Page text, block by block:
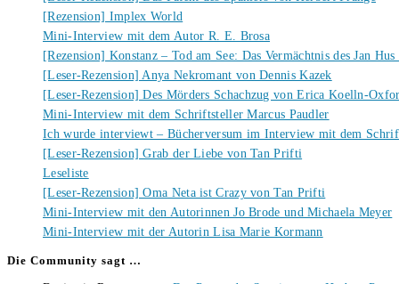
[Rezension] Implex World
Mini-Interview mit dem Autor R. E. Brosa
[Rezension] Konstanz – Tod am See: Das Vermächtnis des Jan
[Leser-Rezension] Anya Nekromant von Dennis Kazek
[Leser-Rezension] Des Mörders Schachzug von Erica Koelln-
Mini-Interview mit dem Schriftsteller Marcus Paudler
Ich wurde interviewt – Bücherversum im Interview mit dem
[Leser-Rezension] Grab der Liebe von Tan Prifti
Leseliste
[Leser-Rezension] Oma Neta ist Crazy von Tan Prifti
Mini-Interview mit den Autorinnen Jo Brode und Michaela Meyer
Mini-Interview mit der Autorin Lisa Marie Kormann
Die Community sagt …